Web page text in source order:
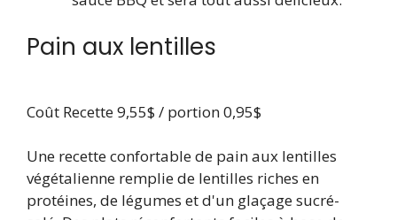
Pain aux lentilles
Coût Recette 9,55$ / portion 0,95$
Une recette confortable de pain aux lentilles
végétalienne remplie de lentilles riches en
protéines, de légumes et d'un glaçage sucré-